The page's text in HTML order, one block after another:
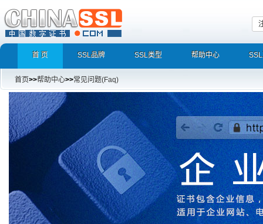
首 页 SSL品牌 SSL类型 帮助中心
首页>>帮助中心>>常见问题(Faq)